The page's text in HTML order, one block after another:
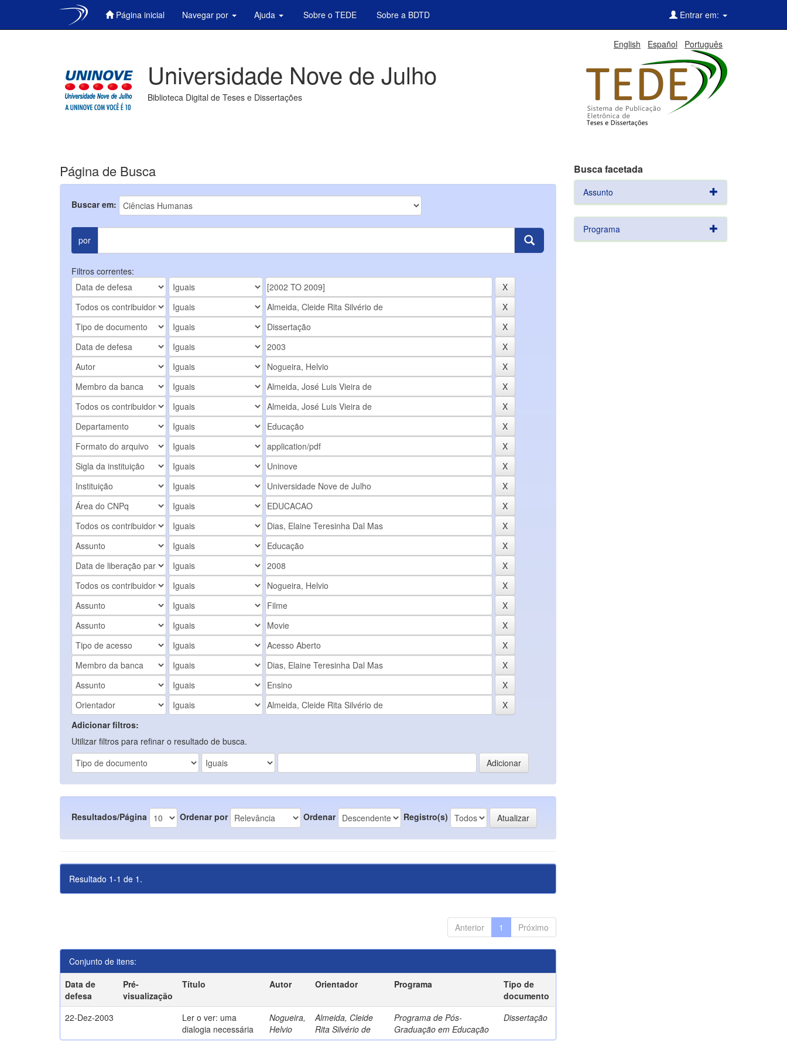
Página inicial Navegar por Ajuda Sobre o TEDE Sobre a BDTD Entrar em:
English Español Português
Universidade Nove de Julho
Biblioteca Digital de Teses e Dissertações
Página de Busca
Buscar em:
por
Filtros correntes:
Adicionar filtros:
Utilizar filtros para refinar o resultado de busca.
Resultados/Página Ordenar por Ordenar Registro(s)
Resultado 1-1 de 1.
Anterior 1 Próximo
Conjunto de itens:
Data de
defesa
Pré-
visualização
Título Autor Orientador Programa
Tipo de
documento
22-Dez-2003
Ler o ver: uma
dialogia necessária
Nogueira,
Helvio
Almeida, Cleide
Rita Silvério de
Programa de Pós-
Graduação em Educação
Dissertação
Busca facetada
Assunto
Programa